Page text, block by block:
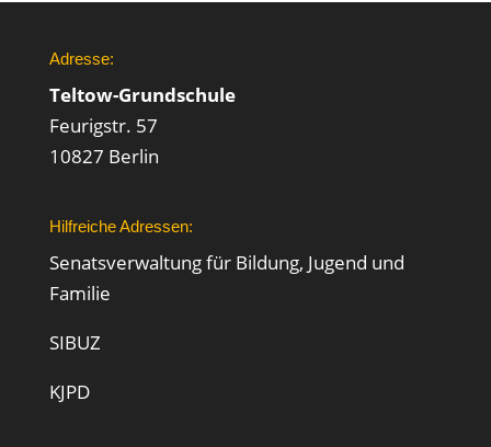
Adresse:
Teltow-Grundschule
Feurigstr. 57
10827 Berlin
Hilfreiche Adressen:
Senatsverwaltung für Bildung, Jugend und
Familie
SIBUZ
KJPD